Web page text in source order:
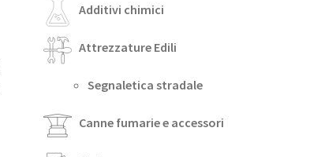
Additivi chimici
Attrezzature Edili
Segnaletica stradale
Canne fumarie e accessori